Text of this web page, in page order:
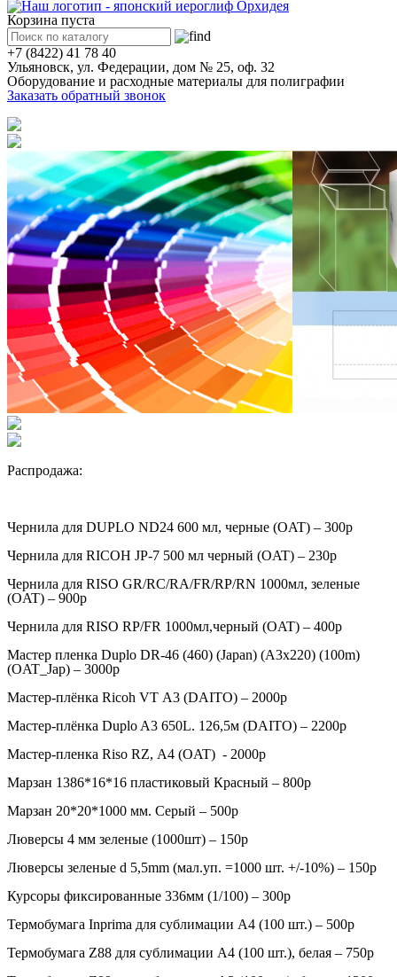
Корзина пуста
+7 (8422) 41 78 40
Ульяновск, ул. Федерации, дом № 25, оф. 32
Оборудование и расходные материалы для полиграфии
Заказать обратный звонок
Распродажа:
Чернила для DUPLO ND24 600 мл, черные (OAT) – 300р
Чернила для RICOH JP-7 500 мл черный (OAT) – 230р
Чернила для RISO GR/RC/RA/FR/RP/RN 1000мл, зеленые
(OAT) – 900р
Чернила для RISO RP/FR 1000мл,черный (OAT) – 400р
Мастер пленка Duplo DR-46 (460) (Japan) (А3х220) (100m)
(OAT_Jap) – 3000р
Мастер-плёнка Ricoh VТ A3 (DAITO) – 2000р
Мастер-плёнка Duplo A3 650L. 126,5м (DAITO) – 2200р
Мастер-пленка Riso RZ, А4 (OAT) - 2000р
Марзан 1386*16*16 пластиковый Красный – 800р
Марзан 20*20*1000 мм. Серый – 500р
Люверсы 4 мм зеленые (1000шт) – 150р
Люверсы зеленые d 5,5mm (мал.уп. =1000 шт. +/-10%) – 150р
Курсоры фиксированные 336мм (1/100) – 300р
Термобумага Inprima для сублимации A4 (100 шт.) – 500р
Термобумага Z88 для сублимации A4 (100 шт.), белая – 750р